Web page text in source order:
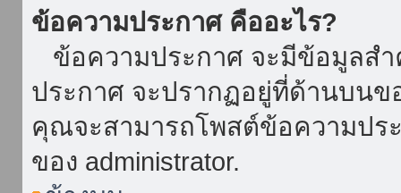
ข้อความประกาศ คืออะไร?
ข้อความประกาศ จะมีข้อมูลส
ประกาศ จะปรากฏอยู่ที่ด้านบนข
คุณจะสามารถโพสต์ข้อความป
ของ administrator.